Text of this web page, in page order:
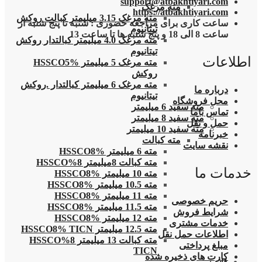
مته مرغک
مته مرغک 3.15 میلیمتر کبالت روکش
تیتانیوم
مته مرغک 4.0 میلیمتر کبالتدار روکش
تیتانیوم
مته مرغک 5 میلیمتر HSSCO5%
روکش
مته مرغک 6 میلیمتر کبالتدار .روکش
تیتانیوم
مته سفید 6 میلیمتر
مته سفید 8 میلیمتر
مته سفید 10 میلیمتر
مته کبالت
مته 6 میلیمتر HSSCO8%
مته کبالت 8میلیمتر 8%HSSCO
مته 10 میلیمتر HSSCO8%
مته 10.5 میلیمتر HSSCO8%
مته 11 میلیمتر HSSCO8%
مته 11.5 میلیمتر HSSCO8%
مته 12 میلیمتر HSSCO8%
مته 12.5 میلیمتر HSSCO8% TICN
مته کبالت 13 میلیمتر 8%HSSCO
TICN
https://atbakhtiyari.com
ساعت کاری برای مراجعه حضوری : شنبه تا پنج شنبه از
ساعت 8 الی 18 و پنج شنبه ها تا ساعت 13
اطلاعات
درباره ما
محل فروشگاه
تماس باما
حمل و نقل
خبرنامه
نقشه سایت
خدمات ما
حریم خصوصی
شرایط فروش
خدمات مشتری
اطلاعات حمل نقل
مبلغ پرداختی
کارت های ذخیره شده